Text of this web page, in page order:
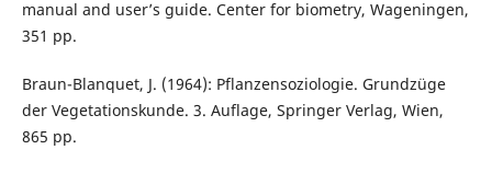
manual and user’s guide. Center for biometry, Wageningen,
351 pp.
Braun-Blanquet, J. (1964): Pflanzensoziologie. Grundzüge
der Vegetationskunde. 3. Auflage, Springer Verlag, Wien,
865 pp.